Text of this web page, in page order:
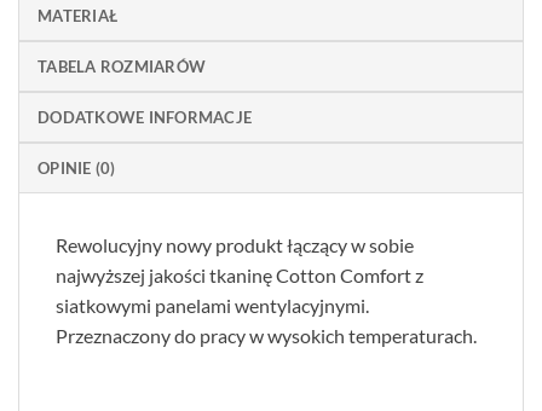
MATERIAŁ
TABELA ROZMIARÓW
DODATKOWE INFORMACJE
OPINIE (0)
Rewolucyjny nowy produkt łączący w sobie
najwyższej jakości tkaninę Cotton Comfort z
siatkowymi panelami wentylacyjnymi.
Przeznaczony do pracy w wysokich temperaturach.